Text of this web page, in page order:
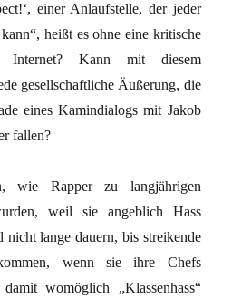
einer Anlaufstelle, der jeder
heißt es ohne eine kritische
Internet? Kann mit diesem
gesellschaftliche Äußerung, die
eines Kamindialogs mit Jakob
fallen?
wie Rapper zu langjährigen
weil sie angeblich Hass
nicht lange dauern, bis streikende
wenn sie ihre Chefs
womöglich „Klassenhass“